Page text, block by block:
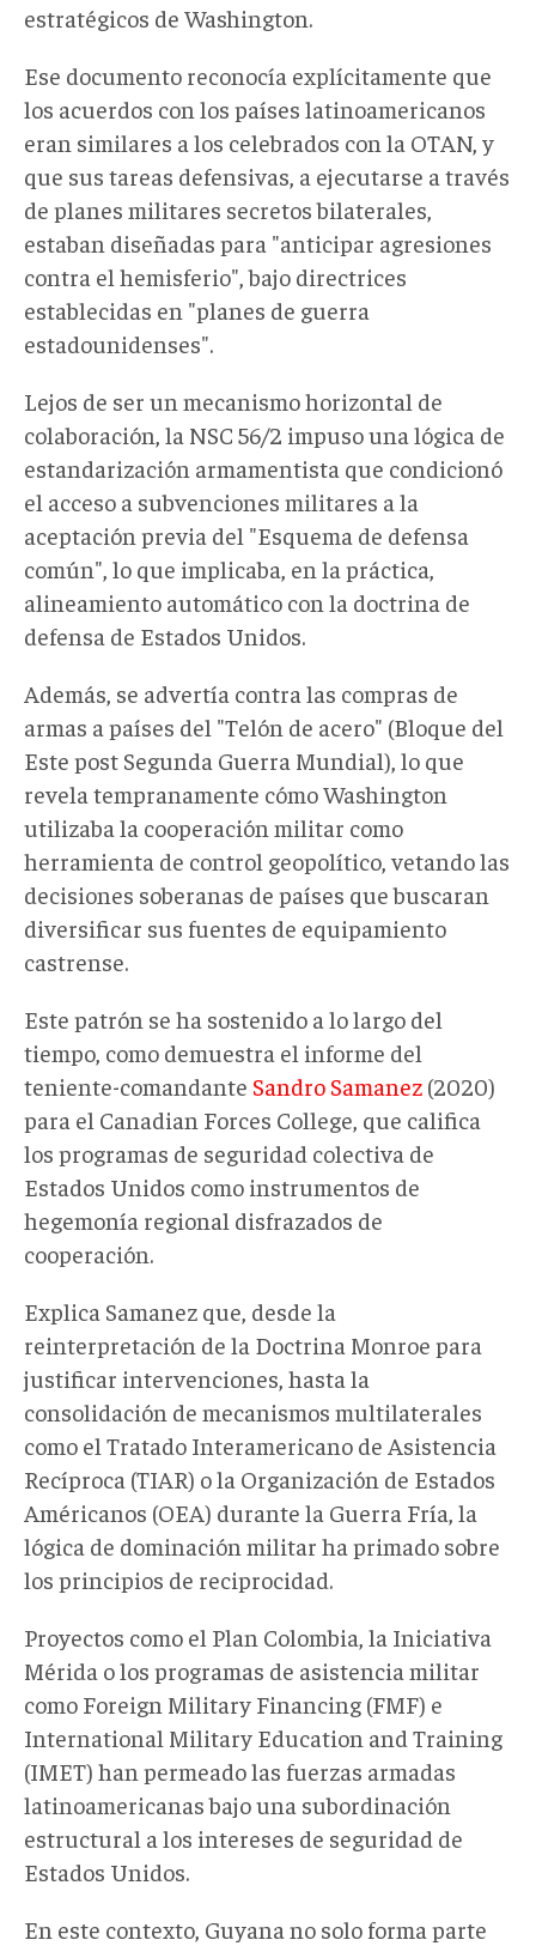
estratégicos de Washington.
Ese documento reconocía explícitamente que
los acuerdos con los países latinoamericanos
eran similares a los celebrados con la OTAN, y
que sus tareas defensivas a ejecutarse a través
de planes militares secretos bilaterales
estaban diseñadas para "anticipar agresiones
contra el hemisferio", bajo directrices
establecidas en "planes de guerra
estadounidenses".
Lejos de ser un mecanismo horizontal de
colaboración, la NSC 56/2 impuso una lógica de
estandarización armamentista que condicionó
el acceso a subvenciones militares a la
aceptación previa del "Esquema de defensa
común", lo que implicaba, en la práctica,
alineamiento automático con la doctrina de
defensa de Estados Unidos.
Además, se advertía contra las compras de
armas a países del "Telón de acero" (Bloque del
Este post Segunda Guerra Mundial) , lo que
revela tempranamente cómo Washington
utilizaba la cooperación militar como
herramienta de control geopolítico, vetando las
decisiones soberanas de países que buscaran
diversificar sus fuentes de equipamiento
castrense.
Este patrón se ha sostenido a lo largo del
tiempo, como demuestra el informe del
teniente-comandante Sandro Samanez (2020)
para el Canadian Forces College, que califica
los programas de seguridad colectiva de
Estados Unidos como instrumentos de
hegemonía regional disfrazados de
cooperación.
Explica Samanez que, desde la
reinterpretación de la Doctrina Monroe para
justificar intervenciones, hasta la
consolidación de mecanismos multilaterales
como el Tratado Interamericano de Asistencia
Recíproca (TIAR) o la Organización de Estados
Américanos (OEA) durante la Guerra Fría, la
lógica de dominación militar ha primado sobre
los principios de reciprocidad.
Proyectos como el Plan Colombia, la Iniciativa
Mérida o los programas de asistencia militar
como Foreign Military Financing (FMF) e
International Military Education and Training
(IMET) han permeado las fuerzas armadas
latinoamericanas bajo una subordinación
estructural a los intereses de seguridad de
Estados Unidos.
En este contexto, Guyana no solo forma parte